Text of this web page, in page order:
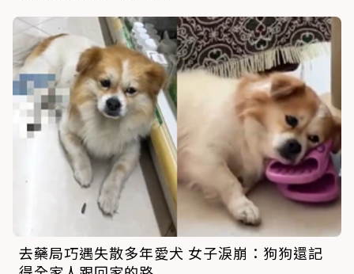
去藥局巧遇失散多年愛犬 女子淚崩：狗狗還記